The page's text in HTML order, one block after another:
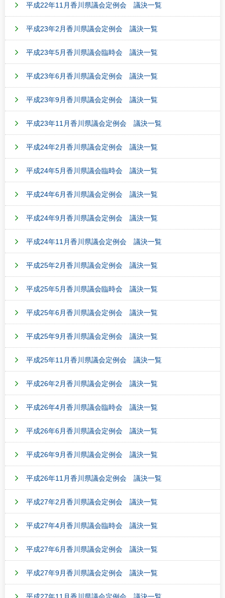
平成22年11月香川県議会定例会 議決一覧
平成23年2月香川県議会定例会 議決一覧
平成23年5月香川県議会臨時会 議決一覧
平成23年6月香川県議会定例会 議決一覧
平成23年9月香川県議会定例会 議決一覧
平成23年11月香川県議会定例会 議決一覧
平成24年2月香川県議会定例会 議決一覧
平成24年5月香川県議会臨時会 議決一覧
平成24年6月香川県議会定例会 議決一覧
平成24年9月香川県議会定例会 議決一覧
平成24年11月香川県議会定例会 議決一覧
平成25年2月香川県議会定例会 議決一覧
平成25年5月香川県議会臨時会 議決一覧
平成25年6月香川県議会定例会 議決一覧
平成25年9月香川県議会定例会 議決一覧
平成25年11月香川県議会定例会 議決一覧
平成26年2月香川県議会定例会 議決一覧
平成26年4月香川県議会臨時会 議決一覧
平成26年6月香川県議会定例会 議決一覧
平成26年9月香川県議会定例会 議決一覧
平成26年11月香川県議会定例会 議決一覧
平成27年2月香川県議会定例会 議決一覧
平成27年4月香川県議会臨時会 議決一覧
平成27年6月香川県議会定例会 議決一覧
平成27年9月香川県議会定例会 議決一覧